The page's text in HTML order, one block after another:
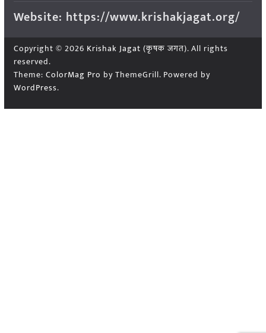
Website: https://www.krishakjagat.org/
Copyright © 2026 Krishak Jagat (कृषक जगत). All rights
reserved.
Theme: ColorMag Pro by ThemeGrill. Powered by
WordPress.